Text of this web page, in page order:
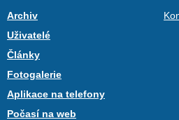
Archiv
Uživatelé
Články
Fotogalerie
Aplikace na telefony
Počasí na web